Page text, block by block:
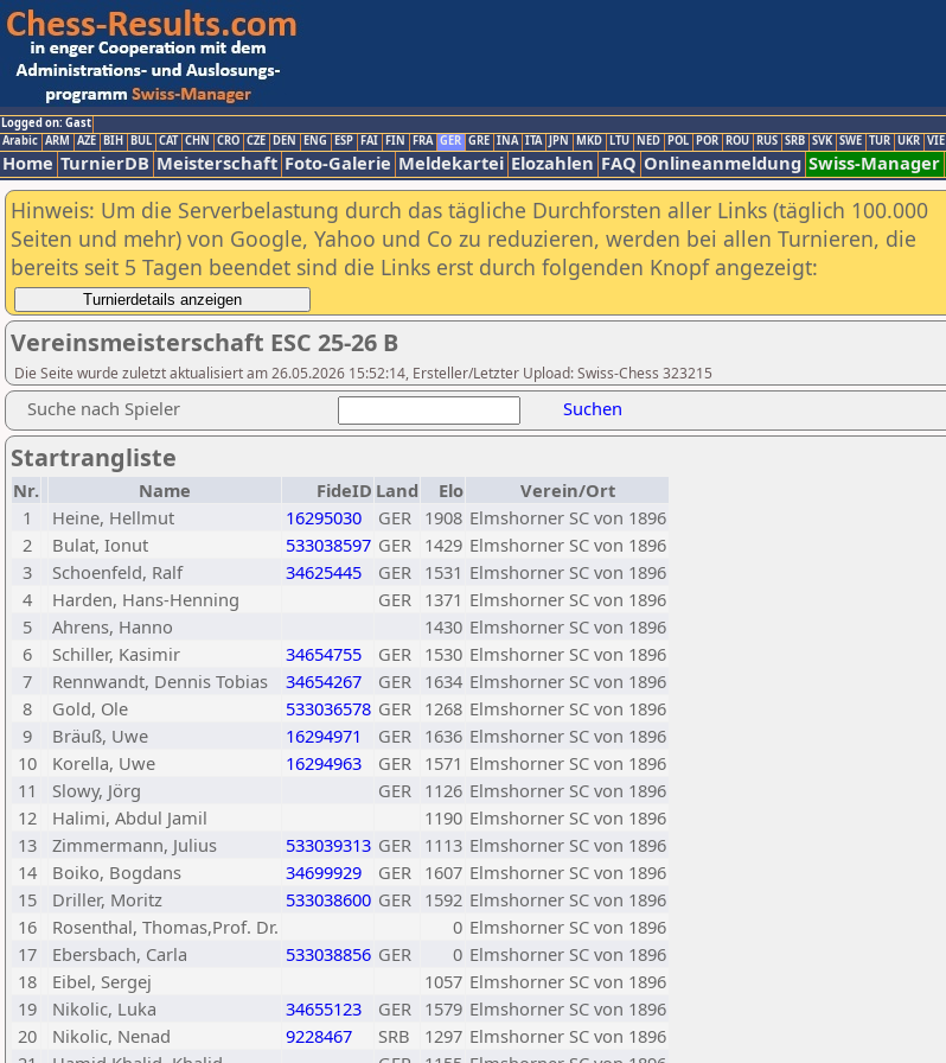
Logged on: Gast
Arabic ARM AZE BIH BUL CAT CHN CRO CZE DEN ENG ESP FAI FIN FRA GER GRE INA ITA JPN MKD LTU NED POL POR ROU RUS SRB SVK SWE TUR UKR VIE
Home TurnierDB Meisterschaft Foto-Galerie Meldekartei Elozahlen FAQ Onlineanmeldung Swiss-Manager
Hinweis: Um die Serverbelastung durch das tägliche Durchforsten aller Links (täglich 100.000
Seiten und mehr) von Google, Yahoo und Co zu reduzieren, werden bei allen Turnieren, die
bereits seit 5 Tagen beendet sind die Links erst durch folgenden Knopf angezeigt:
Vereinsmeisterschaft ESC 25-26 B
Die Seite wurde zuletzt aktualisiert am 26.05.2026 15:52:14, Ersteller/Letzter Upload: Swiss-Chess 323215
Suche nach Spieler Suchen
Startrangliste
Nr. Name FideID Land Elo
Verein/Ort
1
Heine, Hellmut 16295030 GER 1908 Elmshorner SC von 1896
2
Bulat, Ionut 533038597 GER 1429 Elmshorner SC von 1896
3
Schoenfeld, Ralf 34625445 GER 1531 Elmshorner SC von 1896
4
Harden, Hans-Henning GER 1371 Elmshorner SC von 1896
5
Ahrens, Hanno 1430 Elmshorner SC von 1896
6
Schiller, Kasimir 34654755 GER 1530 Elmshorner SC von 1896
7
Rennwandt, Dennis Tobias 34654267 GER 1634 Elmshorner SC von 1896
8
Gold, Ole 533036578 GER 1268 Elmshorner SC von 1896
9
Bräuß, Uwe 16294971 GER 1636 Elmshorner SC von 1896
10
Korella, Uwe 16294963 GER 1571 Elmshorner SC von 1896
11
Slowy, Jörg GER 1126 Elmshorner SC von 1896
12
Halimi, Abdul Jamil 1190 Elmshorner SC von 1896
13
Zimmermann, Julius 533039313 GER 1113 Elmshorner SC von 1896
14
Boiko, Bogdans 34699929 GER 1607 Elmshorner SC von 1896
15
Driller, Moritz 533038600 GER 1592 Elmshorner SC von 1896
16
Rosenthal, Thomas,Prof. Dr. 0 Elmshorner SC von 1896
17
Ebersbach, Carla 533038856 GER 0 Elmshorner SC von 1896
18
Eibel, Sergej 1057 Elmshorner SC von 1896
19
Nikolic, Luka 34655123 GER 1579 Elmshorner SC von 1896
20
Nikolic, Nenad 9228467 SRB 1297 Elmshorner SC von 1896